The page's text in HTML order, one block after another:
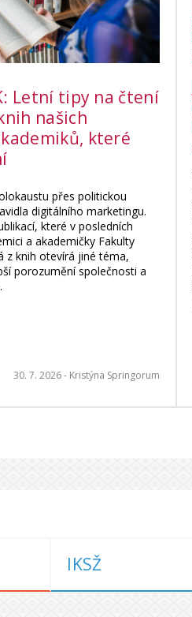
Letní tipy na čtení
našich
které
přes politickou
digitálního marketingu.
které v posledních
a akademičky Fakulty
z knih otevírá jiné téma,
porozumění společnosti a
30. 7. 2026 - Kristýna Springorum
IKSŽ